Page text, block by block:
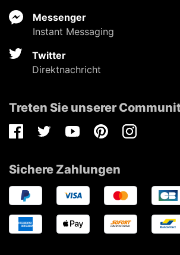
Messenger
Instant Messaging
Twitter
Direktnachricht
Treten Sie unserer
FacebookTwitterYoutubePinterestInstagram
Sichere Zahlungen